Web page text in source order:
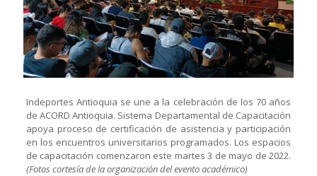
Indeportes Antioquia se une a la celebración de los 70 años
de ACORD Antioquia. Sistema Departamental de Capacitación
apoya proceso de certificación de asistencia y participación
en los encuentros universitarios programados. Los espacios
de capacitación comenzaron este martes 3 de mayo de 2022.
(Fotos cortesía de la organización del evento académico)